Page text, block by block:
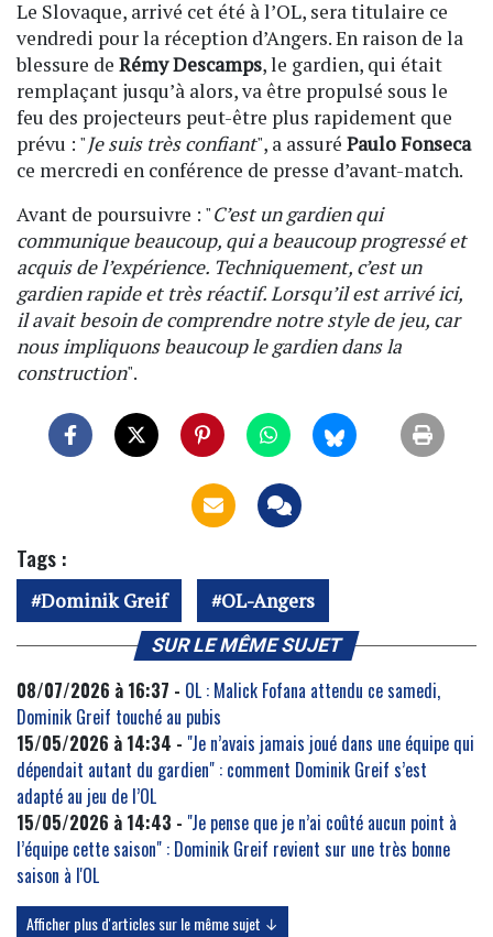
Le Slovaque, arrivé cet été à l’OL, sera titulaire ce
vendredi pour la réception d’Angers. En raison de la
blessure de Rémy Descamps, le gardien, qui était
remplaçant jusqu’à alors, va être propulsé sous le
feu des projecteurs peut-être plus rapidement que
prévu : "Je suis très confiant", a assuré Paulo Fonseca
ce mercredi en conférence de presse d’avant-match.
Avant de poursuivre : "C’est un gardien qui
communique beaucoup, qui a beaucoup progressé et
acquis de l’expérience. Techniquement, c’est un
gardien rapide et très réactif. Lorsqu’il est arrivé ici,
il avait besoin de comprendre notre style de jeu, car
nous impliquons beaucoup le gardien dans la
construction".
Tags :
Dominik Greif OL-Angers
SUR LE MÊME SUJET
08/07/2026 à 16:37 - OL : Malick Fofana attendu ce samedi,
Dominik Greif touché au pubis
15/05/2026 à 14:34 - "Je n’avais jamais joué dans une équipe qui
dépendait autant du gardien" : comment Dominik Greif s’est
adapté au jeu de l’OL
15/05/2026 à 14:43 - "Je pense que je n’ai coûté aucun point à
l’équipe cette saison" : Dominik Greif revient sur une très bonne
saison à l'OL
Afficher plus d'articles sur le même sujet ↓